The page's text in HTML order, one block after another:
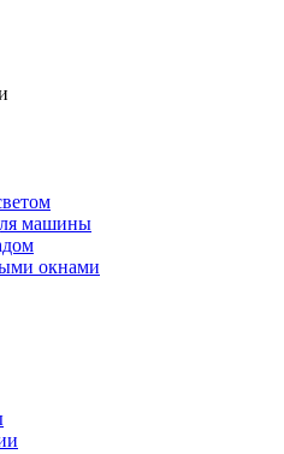
машины
окнами